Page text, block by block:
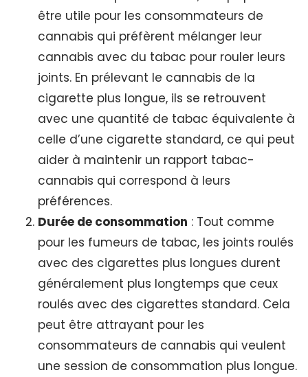
être utile pour les consommateurs de
cannabis qui préfèrent mélanger leur
cannabis avec du tabac pour rouler leurs
joints. En prélevant le cannabis de la
cigarette plus longue, ils se retrouvent
avec une quantité de tabac équivalente à
celle d’une cigarette standard, ce qui peut
aider à maintenir un rapport tabac-
cannabis qui correspond à leurs
préférences.
Durée de consommation : Tout comme
pour les fumeurs de tabac, les joints roulés
avec des cigarettes plus longues durent
généralement plus longtemps que ceux
roulés avec des cigarettes standard. Cela
peut être attrayant pour les
consommateurs de cannabis qui veulent
une session de consommation plus longue.